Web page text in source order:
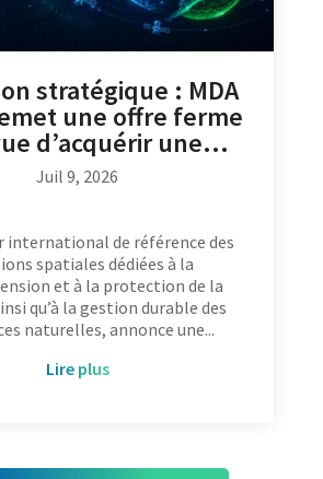
stratégique : MDA
une offre ferme
d’acquérir une
majoritaire dans
aux côtés du CNES
Juil 9, 2026
international de référence des
spatiales dédiées à la
et à la protection de la
qu’à la gestion durable des
naturelles, annonce une...
lire plus